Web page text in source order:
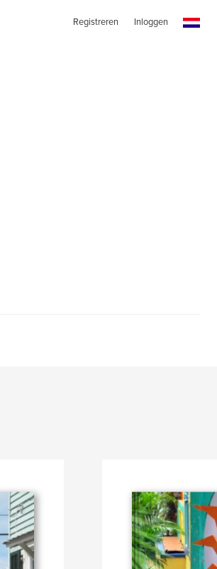
Registreren Inloggen